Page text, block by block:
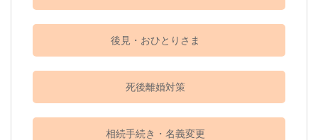
後見・おひとりさま
死後離婚対策
相続手続き・名義変更